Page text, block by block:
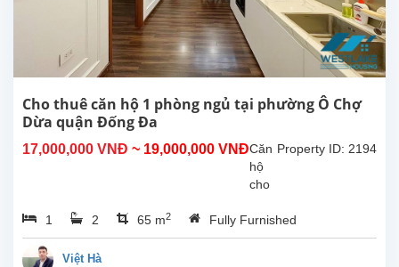
được
thiết
kế 1
phòng
nhà
thất...
Cho thuê căn hộ 1 phòng ngủ tại phường Ô Chợ
Dừa quận Đống Đa
17,000,000 VNĐ ~ 19,000,000 VNĐ Property ID: 2194
Căn
hộ
cho
này
nằm
1 2 65 m2 Fully Furnished
Việt Hà